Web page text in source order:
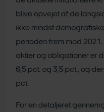
blive opvejet af de
ikke mindst
perioden frem mod
aktier og obligationer er
6,5 pct. og 3,5 pct., og
pct.
For en detaljeret